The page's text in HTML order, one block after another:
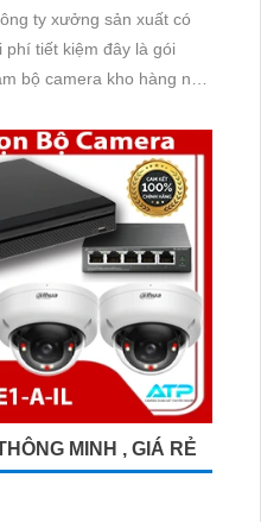
ty xưởng sản xuất có
phí tiết kiệm đây là gói
với bộ camera camera IP
sản xuất tuyệt đối.
MINH , GIÁ RẺ